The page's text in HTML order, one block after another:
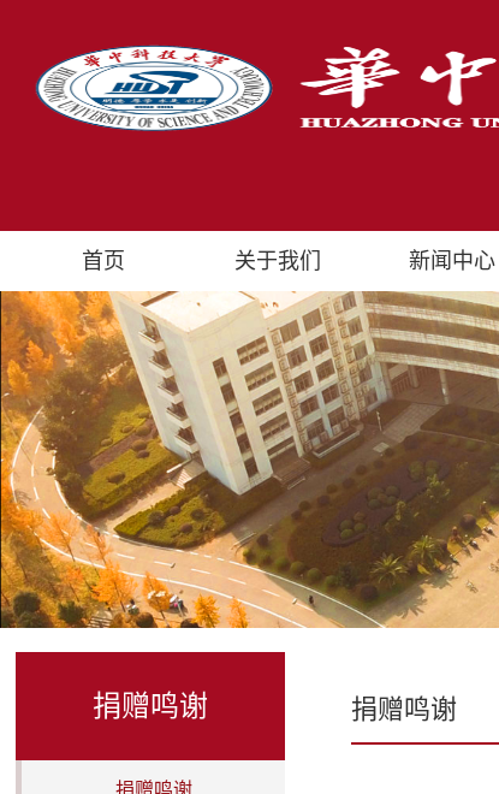
首页 关于我们 新闻中心
捐赠鸣谢
捐赠鸣谢
捐赠鸣谢